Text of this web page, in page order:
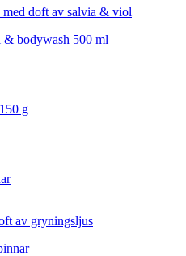
bodywash 500 ml
g